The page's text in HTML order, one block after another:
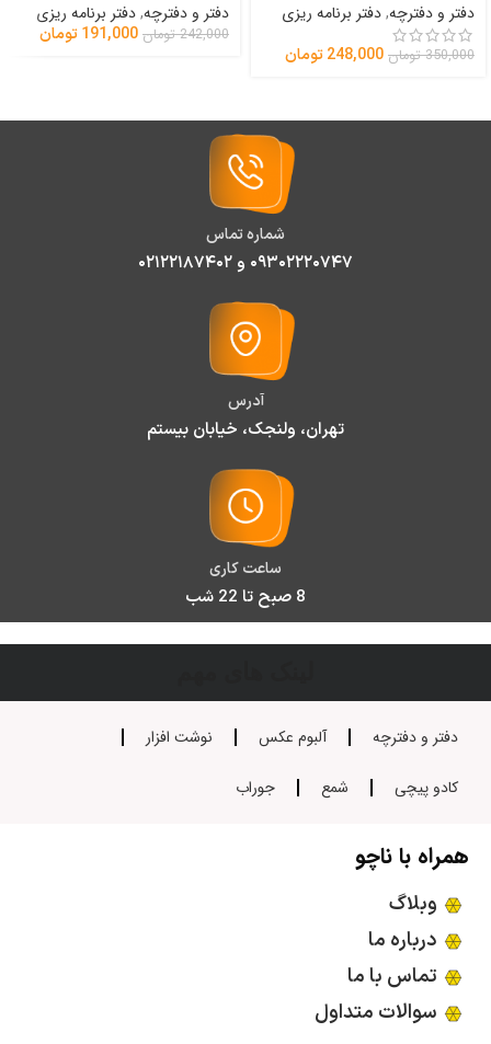
دفتر و دفترچه,دفتر برنامه ریزی
350,000 تومان 248,000تومان
دفتر و دفترچه,دفتر برنامه ریزی
242,000 تومان 191,000تومان
شماره تماس
۰۹۳۰۲۲۲۰۷۴۷ و ۰۲۱۲۲۱۸۷۴۰۲
آدرس
تهران، ولنجک، خیابان بیستم
ساعت کاری
8 صبح تا 22 شب
دفتر و دفترچه آلبوم عکس نوشت افزار
کادو پیچی شمع جوراب
همراه با ناچو
وبلاگ
درباره ما
تماس با ما
سوالات متداول